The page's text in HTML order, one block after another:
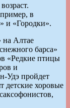
в
и «Городки».
на Алтае
барса»
«Редкие птицы
и
Удэ пройдет
детские хоровые